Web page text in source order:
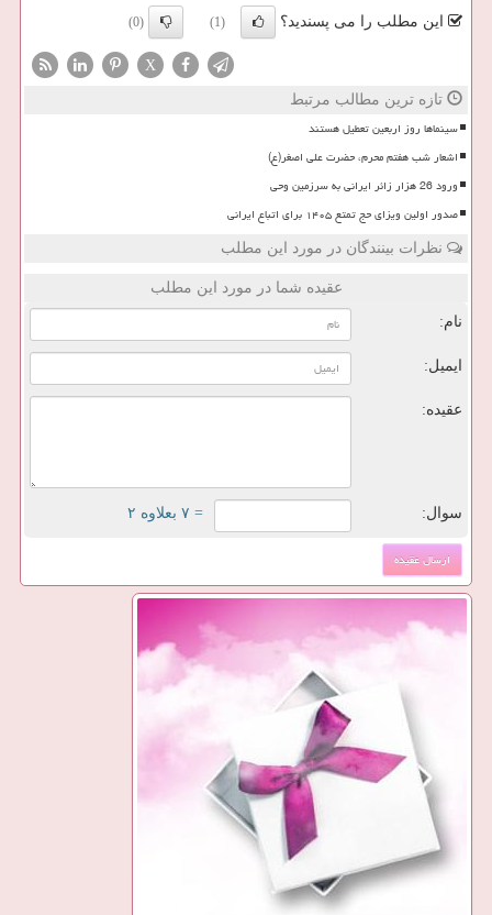
این مطلب را می پسندید؟ (1)
(0)
X
تازه ترین مطالب مرتبط
سینماها روز اربعین تعطیل هستند
اشعار شب هفتم محرم، حضرت علی اصغر(ع)
ورود 26 هزار زائر ایرانی به سرزمین وحی
صدور اولین ویزای حج تمتع ۱۴۰۵ برای اتباع ایرانی
نظرات بینندگان در مورد این مطلب
عقیده شما در مورد این مطلب
نام:
ایمیل:
عقیده:
سوال: = ۷ بعلاوه ۲